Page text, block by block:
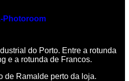
do Porto. Entre a rotunda
e a rotunda de Francos.
de Ramalde perto da loja.